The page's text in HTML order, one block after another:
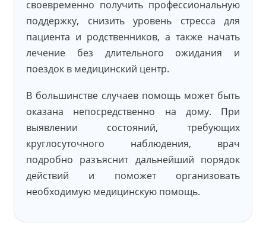
своевременно получить профессиональную
поддержку, снизить уровень стресса для
пациента и родственников, а также начать
лечение без длительного ожидания и
поездок в медицинский центр.
В большинстве случаев помощь может быть
оказана непосредственно на дому. При
выявлении состояний, требующих
круглосуточного наблюдения, врач
подробно разъяснит дальнейший порядок
действий и поможет организовать
необходимую медицинскую помощь.